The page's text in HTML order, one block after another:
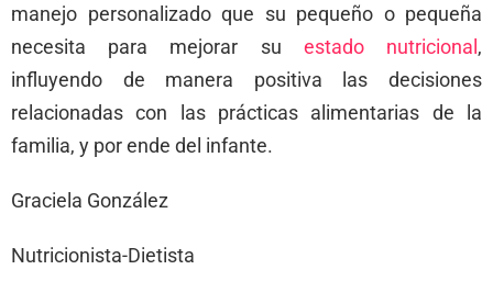
manejo personalizado que su pequeño o pequeña
necesita para mejorar su estado nutricional,
influyendo de manera positiva las decisiones
relacionadas con las prácticas alimentarias de la
familia, y por ende del infante.
Graciela González
Nutricionista-Dietista